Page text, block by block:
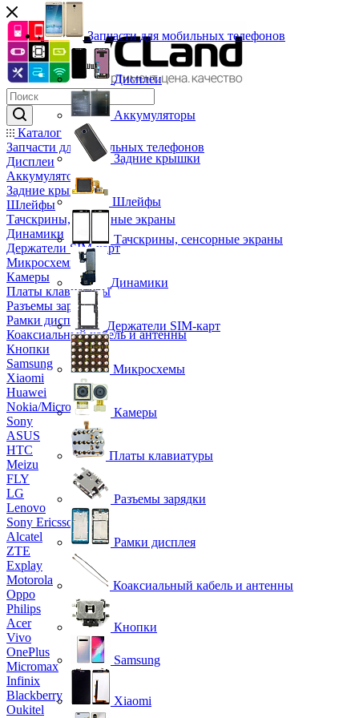
Каталог
Запчасти для мобильных телефонов
Дисплеи
Аккумуляторы
Задние крышки
Шлейфы
Тачскрины, сенсорные экраны
Динамики
Держатели SIM-карт
Микросхемы
Камеры
Платы клавиатуры
Разъемы зарядки
Рамки дисплея
Коаксиальный кабель и антенны
Кнопки
Samsung
Xiaomi
Huawei
Nokia/Microsoft
Sony
ASUS
HTC
Meizu
FLY
LG
Lenovo
Sony Ericsson
Alcatel
ZTE
Explay
Motorola
Oppo
Philips
Acer
Vivo
OnePlus
Micromax
Infinix
Blackberry
Oukitel
Запчасти для мобильных телефонов
Дисплеи
Аккумуляторы
Задние крышки
Шлейфы
Тачскрины, сенсорные экраны
Динамики
Держатели SIM-карт
Микросхемы
Камеры
Платы клавиатуры
Разъемы зарядки
Рамки дисплея
Коаксиальный кабель и антенны
Кнопки
Samsung
Xiaomi